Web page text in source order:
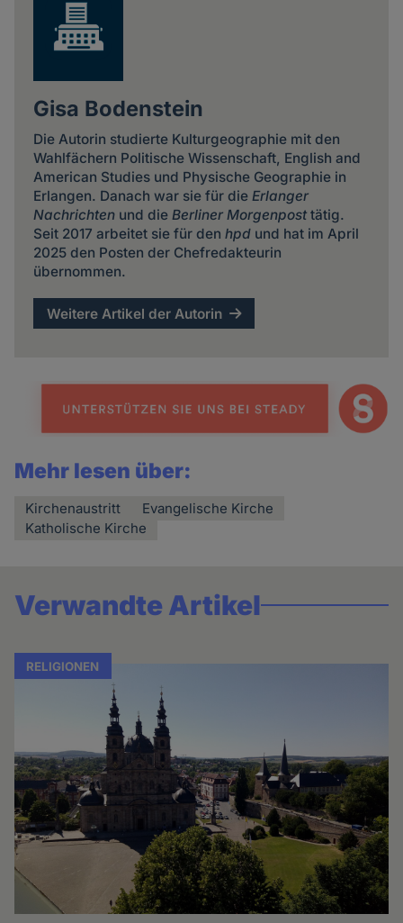
Gisa Bodenstein
Die Autorin studierte Kulturgeographie mit den
Wahlfächern Politische Wissenschaft, English and
American Studies und Physische Geographie in
Erlangen. Danach war sie für die Erlanger
Nachrichtenund die Berliner Morgenposttätig.
Seit 2017 arbeitet sie für den hpdund hat im April
2025 den Posten der Chefredakteurin
übernommen.
Weitere Artikel der Autorin
Mehr lesen über:
Kirchenaustritt
Evangelische Kirche
Katholische Kirche
Verwandte Artikel
RELIGIONEN